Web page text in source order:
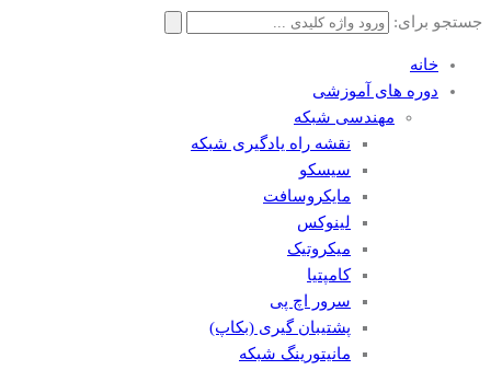
جستجو برای:
خانه
دوره های آموزشی
مهندسی شبکه
نقشه راه یادگیری شبکه
سیسکو
مایکروسافت
لینوکس
میکروتیک
کامپتیا
سرور اچ پی
پشتیبان گیری (بکاپ)
مانيتورينگ شبکه